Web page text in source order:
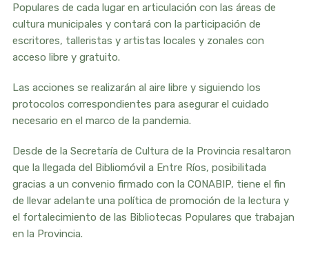
Populares de cada lugar en articulación con las áreas de
cultura municipales y contará con la participación de
escritores, talleristas y artistas locales y zonales con
acceso libre y gratuito.
Las acciones se realizarán al aire libre y siguiendo los
protocolos correspondientes para asegurar el cuidado
necesario en el marco de la pandemia.
Desde de la Secretaría de Cultura de la Provincia resaltaron
que la llegada del Bibliomóvil a Entre Ríos, posibilitada
gracias a un convenio firmado con la CONABIP, tiene el fin
de llevar adelante una política de promoción de la lectura y
el fortalecimiento de las Bibliotecas Populares que trabajan
en la Provincia.